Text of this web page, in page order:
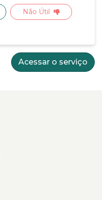
Não Útil
Acessar o serviço